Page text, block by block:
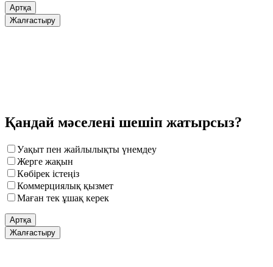
Артқа
Жалғастыру
Қандай мәселені шешіп жатырсыз?
Уақыт пен жайлылықты үнемдеу
Жерге жақын
Көбірек істеңіз
Коммерциялық қызмет
Маған тек ұшақ керек
Артқа
Жалғастыру